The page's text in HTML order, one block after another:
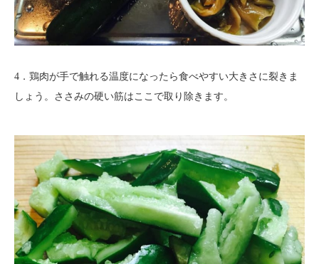
4．鶏肉が手で触れる温度になったら食べやすい大きさに裂きま
しょう。ささみの硬い筋はここで取り除きます。